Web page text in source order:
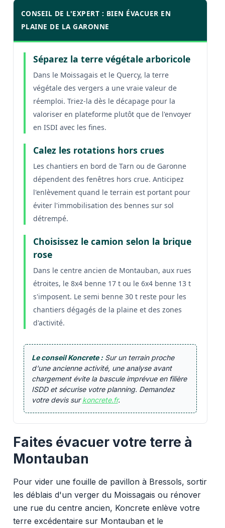
CONSEIL DE L'EXPERT : BIEN ÉVACUER EN
PLAINE DE LA GARONNE
Séparez la terre végétale arboricole
Dans le Moissagais et le Quercy, la terre
végétale des vergers a une vraie valeur de
réemploi. Triez-la dès le décapage pour la
valoriser en plateforme plutôt que de l'envoyer
en ISDI avec les fines.
Calez les rotations hors crues
Les chantiers en bord de Tarn ou de Garonne
dépendent des fenêtres hors crue. Anticipez
l'enlèvement quand le terrain est portant pour
éviter l'immobilisation des bennes sur sol
détrempé.
Choisissez le camion selon la brique
rose
Dans le centre ancien de Montauban, aux rues
étroites, le 8x4 benne 17 t ou le 6x4 benne 13 t
s'imposent. Le semi benne 30 t reste pour les
chantiers dégagés de la plaine et des zones
d'activité.
Le conseil Koncrete :Sur un terrain proche
d'une ancienne activité, une analyse avant
chargement évite la bascule imprévue en filière
ISDD et sécurise votre planning. Demandez
votre devis surkoncrete.fr.
Faites évacuer votre terre à
Montauban
Pour vider une fouille de pavillon à Bressols, sortir
les déblais d'un verger du Moissagais ou rénover
une rue du centre ancien, Koncrete enlève votre
terre excédentaire sur Montauban et le